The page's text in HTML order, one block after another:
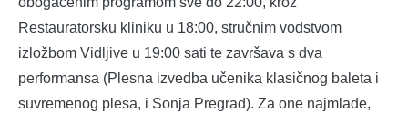
Restauratorsku kliniku u 18:00, stručnim vodstvom
izložbom Vidljive u 19:00 sati te završava s dva
performansa (Plesna izvedba učenika klasičnog baleta i
suvremenog plesa, i Sonja Pregrad). Za one najmlađe,